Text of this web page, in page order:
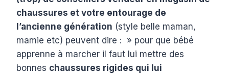
chaussures et votre entourage de
l’ancienne génération (style belle maman,
mamie etc) peuvent dire : » pour que bébé
apprenne à marcher il faut lui mettre des
bonnes chaussures rigides qui lui